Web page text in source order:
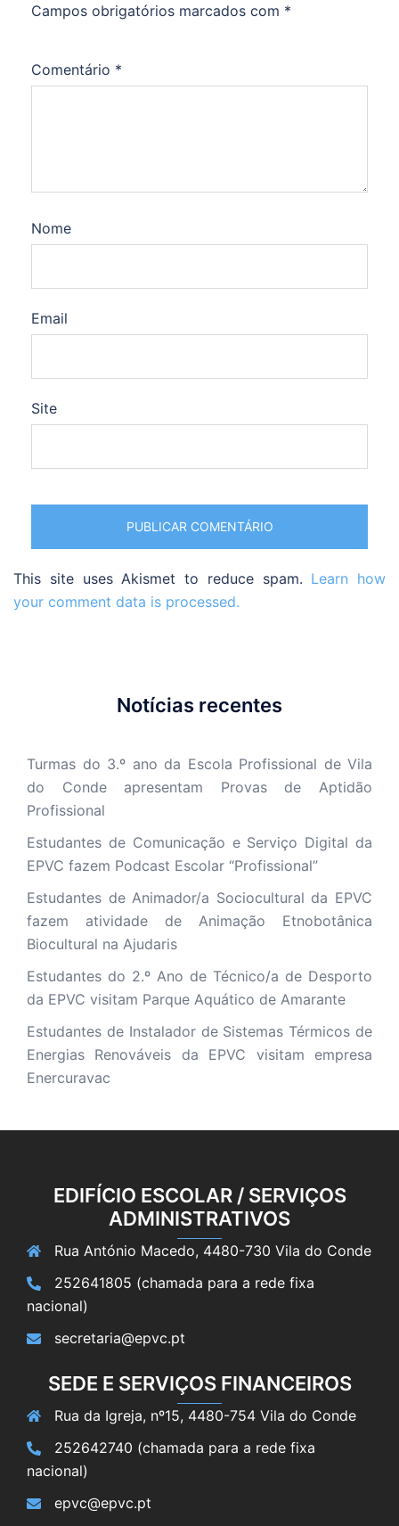
Campos obrigatórios marcados com *
Comentário *
Nome
Email
Site
This site uses Akismet to reduce spam. Learn how
your comment data is processed.
Notícias recentes
Turmas do 3.º ano da Escola Profissional de Vila
do Conde apresentam Provas de Aptidão
Profissional
Estudantes de Comunicação e Serviço Digital da
EPVC fazem Podcast Escolar “Profissional”
Estudantes de Animador/a Sociocultural da EPVC
fazem atividade de Animação Etnobotânica
Biocultural na Ajudaris
Estudantes do 2.º Ano de Técnico/a de Desporto
da EPVC visitam Parque Aquático de Amarante
Estudantes de Instalador de Sistemas Térmicos de
Energias Renováveis da EPVC visitam empresa
Enercuravac
EDIFÍCIO ESCOLAR / SERVIÇOS
ADMINISTRATIVOS
Rua António Macedo, 4480-730 Vila do Conde
252641805 (chamada para a rede fixa
nacional)
secretaria@epvc.pt
SEDE E SERVIÇOS FINANCEIROS
Rua da Igreja, nº15, 4480-754 Vila do Conde
252642740 (chamada para a rede fixa
nacional)
epvc@epvc.pt